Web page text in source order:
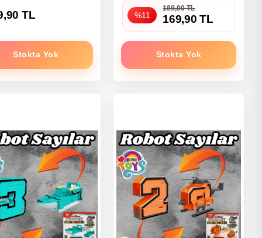
TL
Stokta Yok
%11
189,90 TL
169,90 TL
Stokta Yok